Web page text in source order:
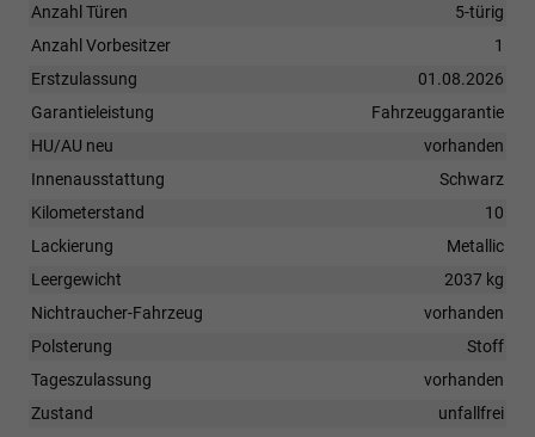
Anzahl Türen
5-türig
Anzahl Vorbesitzer
1
Erstzulassung
01.08.2026
Garantieleistung
Fahrzeuggarantie
HU/AU neu
vorhanden
Innenausstattung
Schwarz
Kilometerstand
10
Lackierung
Metallic
Leergewicht
2037 kg
Nichtraucher-Fahrzeug
vorhanden
Polsterung
Stoff
Tageszulassung
vorhanden
Zustand
unfallfrei